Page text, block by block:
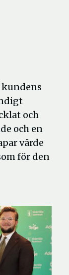
kundens
och
och en
värde
för den